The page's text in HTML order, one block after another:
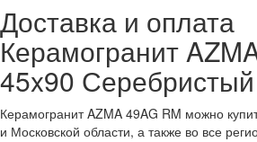
Доставка и оплата
Керамогранит
45x90 Серебристый
Керамогранит AZMA 49AG RM можно
и Московской области, а также во все